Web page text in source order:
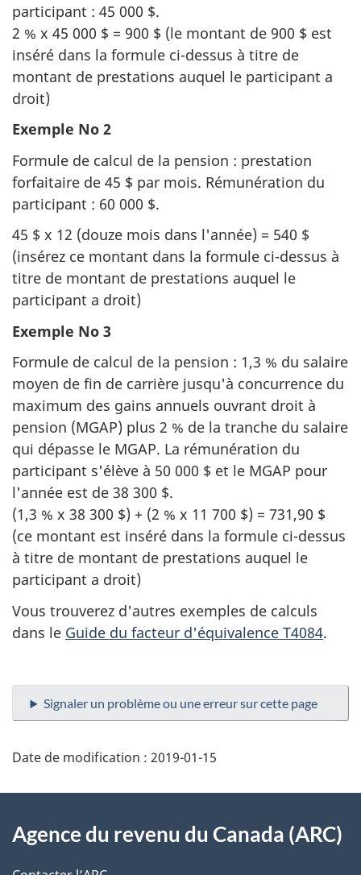
participant : 45 000 $.
2 % x 45 000 $ = 900 $ (le montant de 900 $ est
inséré dans la formule ci-dessus à titre de
montant de prestations auquel le participant a
droit)
Exemple No 2
Formule de calcul de la pension : prestation
forfaitaire de 45 $ par mois. Rémunération du
participant : 60 000 $.
45 $ x 12 (douze mois dans l'année) = 540 $
(insérez ce montant dans la formule ci-dessus à
titre de montant de prestations auquel le
participant a droit)
Exemple No 3
Formule de calcul de la pension : 1,3 % du salaire
moyen de fin de carrière jusqu'à concurrence du
maximum des gains annuels ouvrant droit à
pension (MGAP) plus 2 % de la tranche du salaire
qui dépasse le MGAP. La rémunération du
participant s'élève à 50 000 $ et le MGAP pour
l'année est de 38 300 $.
(1,3 % x 38 300 $) + (2 % x 11 700 $) = 731,90 $
(ce montant est inséré dans la formule ci-dessus
à titre de montant de prestations auquel le
participant a droit)
Vous trouverez d'autres exemples de calculs
dans le Guide du facteur d'équivalence T4084.
Signaler un problème ou une erreur sur cette page
Date de modification : 2019-01-15
propos
Agence du revenu du Canada (ARC)